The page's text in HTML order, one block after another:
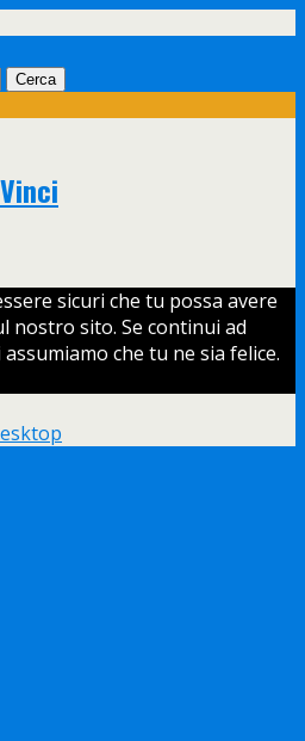
sicuri che tu possa avere
nostro sito. Se continui ad
che tu ne sia felice.